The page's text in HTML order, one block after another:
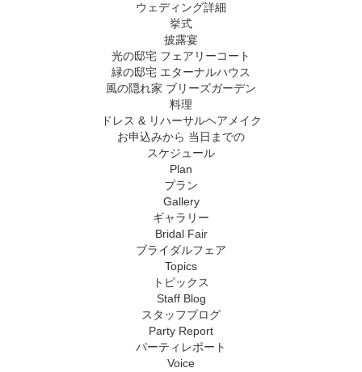
ウェディング詳細
挙式
披露宴
光の邸宅 フェアリーコート
緑の邸宅 エターナルハウス
風の隠れ家 ブリーズガーデン
料理
ドレス & リハーサルヘアメイク
お申込みから 当日までの
スケジュール
Plan
プラン
Gallery
ギャラリー
Bridal Fair
ブライダルフェア
Topics
トピックス
Staff Blog
スタッフブログ
Party Report
パーティレポート
Voice